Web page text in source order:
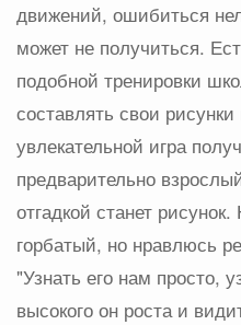
движений, ошибиться
может не получиться.
подобной тренировки
составлять свои
увлекательной игра
предварительно
отгадкой станет
горбатый, но нравлюсь
"Узнать его нам просто,
высокого он роста и